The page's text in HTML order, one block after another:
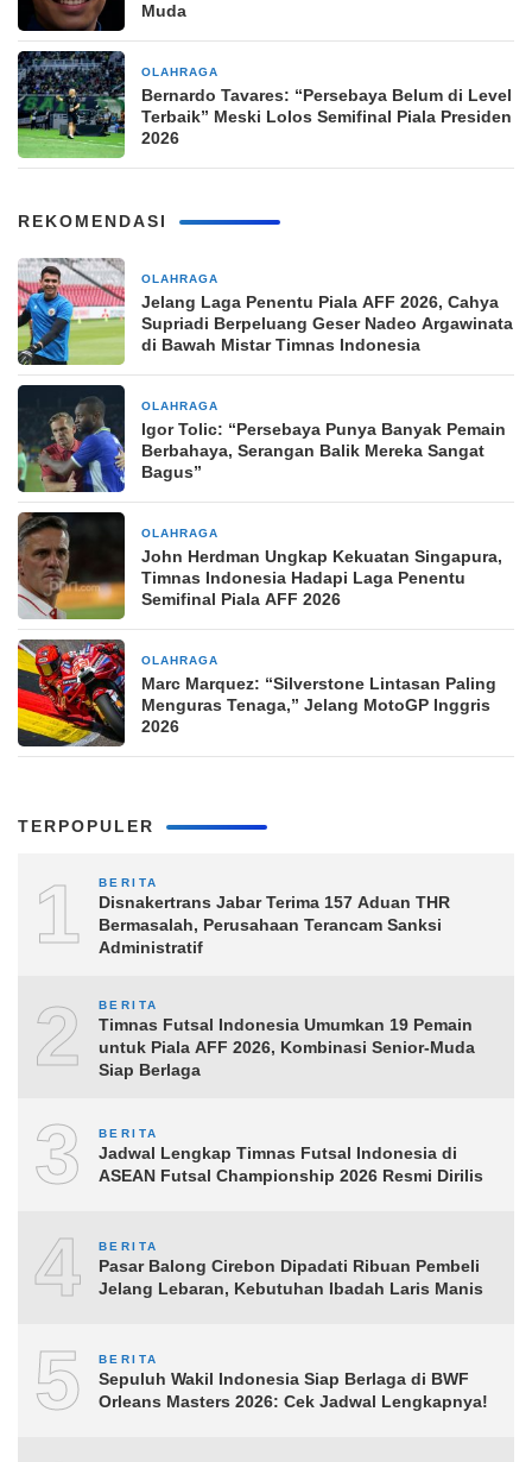
Muda
OLAHRAGA
Bernardo Tavares: “Persebaya Belum di Level
Terbaik” Meski Lolos Semifinal Piala Presiden
2026
REKOMENDASI
OLAHRAGA
Jelang Laga Penentu Piala AFF 2026, Cahya
Supriadi Berpeluang Geser Nadeo Argawinata
di Bawah Mistar Timnas Indonesia
OLAHRAGA
Igor Tolic: “Persebaya Punya Banyak Pemain
Berbahaya, Serangan Balik Mereka Sangat
Bagus”
OLAHRAGA
John Herdman Ungkap Kekuatan Singapura,
Timnas Indonesia Hadapi Laga Penentu
Semifinal Piala AFF 2026
OLAHRAGA
Marc Marquez: “Silverstone Lintasan Paling
Menguras Tenaga,” Jelang MotoGP Inggris
2026
TERPOPULER
1 BERITA
Disnakertrans Jabar Terima 157 Aduan THR
Bermasalah, Perusahaan Terancam Sanksi
Administratif
2 BERITA
Timnas Futsal Indonesia Umumkan 19 Pemain
untuk Piala AFF 2026, Kombinasi Senior-Muda
Siap Berlaga
3 BERITA
Jadwal Lengkap Timnas Futsal Indonesia di
ASEAN Futsal Championship 2026 Resmi Dirilis
4 BERITA
Pasar Balong Cirebon Dipadati Ribuan Pembeli
Jelang Lebaran, Kebutuhan Ibadah Laris Manis
5 BERITA
Sepuluh Wakil Indonesia Siap Berlaga di BWF
Orleans Masters 2026: Cek Jadwal Lengkapnya!